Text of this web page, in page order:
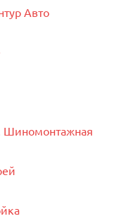
Авто
Шиномонтажная